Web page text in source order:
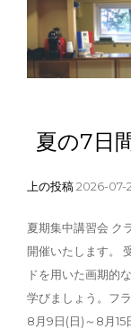
夏の7日
上の投稿2026-07-
夏期集中講習会 ク
開催いたします。
ドを用いた画期的
学びましょう。フ
8月9日(日)～8月15